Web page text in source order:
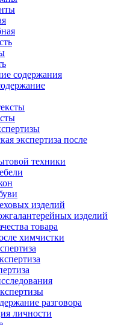
содержания
экспертиза после
техники
изделий
изделий
товара
химчистки
разговора
личности